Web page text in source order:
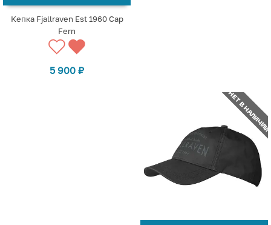
Кепка Fjallraven Est 1960 Cap
Fern
5 900 ₽
НЕТ В НАЛИЧИИ